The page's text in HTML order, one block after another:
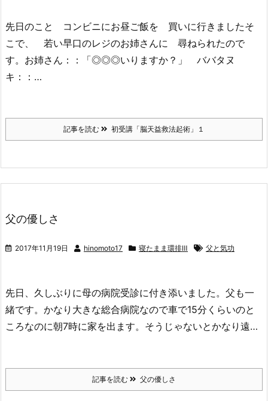
先日のこと コンビニにお昼ご飯を 買いに行きましたそ
こで、 若い早口のレジのお姉さんに 尋ねられたので
す。お姉さん：：「◎◎◎いりますか？」 ババタヌ
キ：：…
記事を読む 初受講「脳天益救法起術」１
父の優しさ
2017年11月19日 hinomoto17 寝たまま環排Ⅲ 父と気功
先日、久しぶりに母の病院受診に付き添いました。父も一
緒です。かなり大きな総合病院なので車で15分くらいのと
ころなのに朝7時に家を出ます。そうじゃないとかなり遠…
記事を読む 父の優しさ